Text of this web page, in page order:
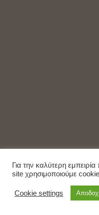
Για την καλύτερη
site χρησιμοποιούμε
Cookie settings